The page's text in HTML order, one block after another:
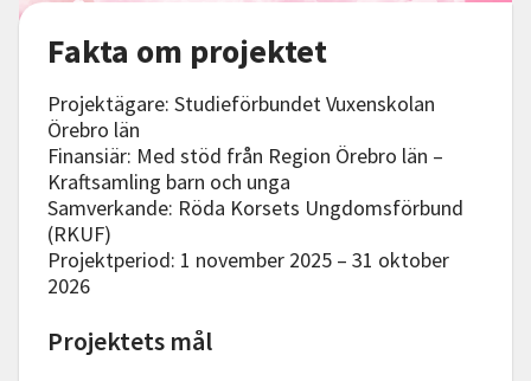
Fakta om projektet
Projektägare: Studieförbundet Vuxenskolan
Örebro län
Finansiär: Med stöd från Region Örebro län –
Kraftsamling barn och unga
Samverkande: Röda Korsets Ungdomsförbund
(RKUF)
Projektperiod: 1 november 2025 – 31 oktober
2026
Projektets mål